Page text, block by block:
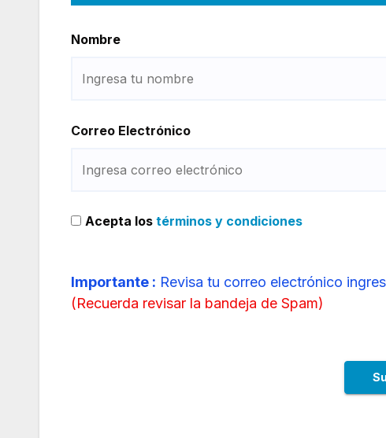
Nombre
Correo Electrónico
Acepta los términos y condiciones
Importante : Revisa tu correo electrónico
(Recuerda revisar la bandeja de Spam)